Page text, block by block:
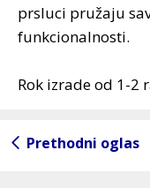
prsluci pružaju
funkcionalnosti.
Rok izrade od 1-2
Prethodni oglas